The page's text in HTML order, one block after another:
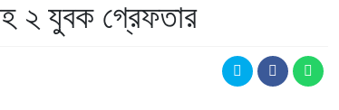
২ যুবক গ্রেফতার